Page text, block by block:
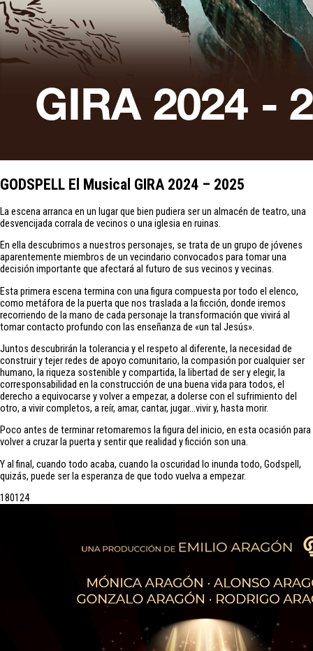
GODSPELL El Musical GIRA 2024 – 2025
La escena arranca en un lugar que bien pudiera ser un almacén de teatro, una
desvencijada corrala de vecinos o una iglesia en ruinas.
En ella descubrimos a nuestros personajes, se trata de un grupo de jóvenes
aparentemente miembros de un vecindario convocados para tomar una
decisión importante que afectará al futuro de sus vecinos y vecinas.
Esta primera escena termina con una figura compuesta por todo el elenco,
como metáfora de la puerta que nos traslada a la ficción, donde iremos
recorriendo de la mano de cada personaje la transformación que vivirá al
tomar contacto profundo con las enseñanza de «un tal Jesús».
Juntos descubrirán la tolerancia y el respeto al diferente, la necesidad de
construir y tejer redes de apoyo comunitario, la compasión por cualquier ser
humano, la riqueza sostenible y compartida, la libertad de ser y elegir, la
corresponsabilidad en la construcción de una buena vida para todos, el
derecho a equivocarse y volver a empezar, a dolerse con el sufrimiento del
otro, a vivir completos, a reír, amar, cantar, jugar…vivir y, hasta morir.
Poco antes de terminar retomaremos la figura del inicio, en esta ocasión para
volver a cruzar la puerta y sentir que realidad y ficción son una.
Y al final, cuando todo acaba, cuando la oscuridad lo inunda todo, Godspell,
quizás, puede ser la esperanza de que todo vuelva a empezar.
180124